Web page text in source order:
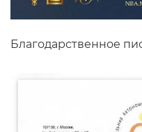
Благодарственное